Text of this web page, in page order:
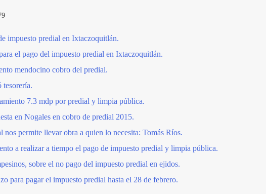
impuesto predial en Ixtaczoquitlán.
el pago del impuesto predial en Ixtaczoquitlán.
mendocino cobro del predial.
tesorería.
7.3 mdp por predial y limpia pública.
en Nogales en cobro de predial 2015.
nos permite llevar obra a quien lo necesita: Tomás Ríos.
a realizar a tiempo el pago de impuesto predial y limpia pública.
sobre el no pago del impuesto predial en ejidos.
para pagar el impuesto predial hasta el 28 de febrero.